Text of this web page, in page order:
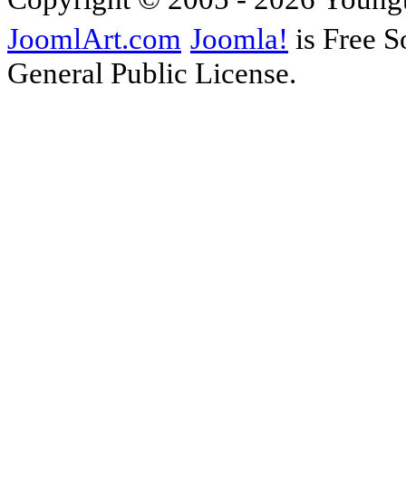
JoomlArt.com Joomla! is Free
General Public License.